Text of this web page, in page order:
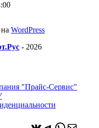
на WordPress
- 2026
"Прайс-Сервис"